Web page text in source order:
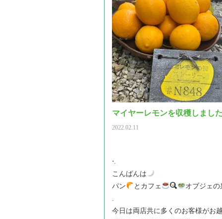
マイヤーレモンを収穫しまし
2022.02.11
⋅.
こんばんは
パン
とカフェ
オブジェ
.
今日は両店共に多くのお客様がお